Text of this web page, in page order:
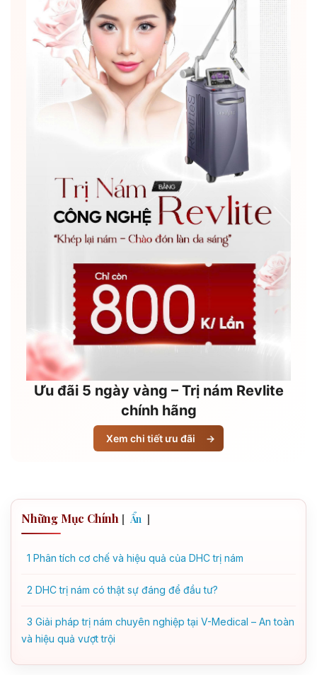
Ưu đãi 5 ngày vàng – Trị nám Revlite
chính hãng
Xem chi tiết ưu đãi →
Những Mục Chính [ Ẩn ]
1 Phân tích cơ chế và hiệu quả của DHC trị nám
2 DHC trị nám có thật sự đáng để đầu tư?
3 Giải pháp trị nám chuyên nghiệp tại V-Medical – An toàn
và hiệu quả vượt trội